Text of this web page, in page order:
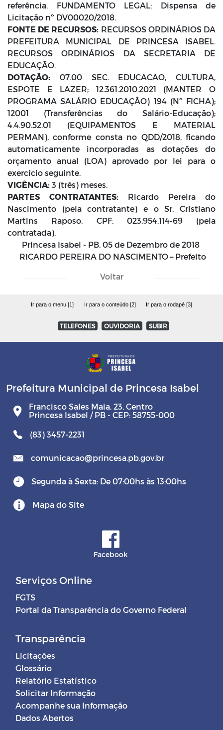
referência. FUNDAMENTO LEGAL: Dispensa de
Licitação nº DV00020/2018.
FONTE DE RECURSOS: RECURSOS ORDINÁRIOS DA
PREFEITURA MUNICIPAL DE PRINCESA ISABEL.
RECURSOS ORDINÁRIOS DA SECRETARIA DE
EDUCAÇÃO.
DOTAÇÃO: 07.00 SEC. EDUCACAO, CULTURA,
ESPOTE E LAZER; 12.361.2010.2021 (MANTER O
PROGRAMA SALÁRIO EDUCAÇÃO) 194 (Nº FICHA);
12001 (Transferências do Salário-Educação);
4.4.90.52.01 (EQUIPAMENTOS E MATERIAL
PERMAN), conforme consta no QDD/2018, ficando
automaticamente incorporadas as dotações do
orçamento anual (LOA) aprovado por lei para o
exercício seguinte.
VIGÊNCIA: 3 (três) meses.
PARTES CONTRATANTES: Ricardo Pereira do
Nascimento (pela contratante) e o Sr. Cristiano
Martins Raposo, CPF: 023.954.114-69 (pela
contratada).
Princesa Isabel - PB, 05 de Dezembro de 2018
RICARDO PEREIRA DO NASCIMENTO – Prefeito
Voltar
Ir para o menu [1] Ir para o conteúdo [2] Ir para o rodapé [3]
TELEFONES OUVIDORIA SUBIR
Prefeitura Municipal de Princesa Isabel
Francisco Sales Maia, 23, Centro
Princesa Isabel / PB - CEP: 58755-000
(83) 3457-2231
comunicacao@princesa.pb.gov.br
Segunda à Sexta: De 07:00hs às 13:00hs
Mapa do Site
Facebook
Serviços Online
FGTS
Portal da Transparência do Governo Federal
Transparência
Licitações
Glossário
Relatório Estatístico
Solicitar Informação
Acompanhe sua Informação
Dados Abertos